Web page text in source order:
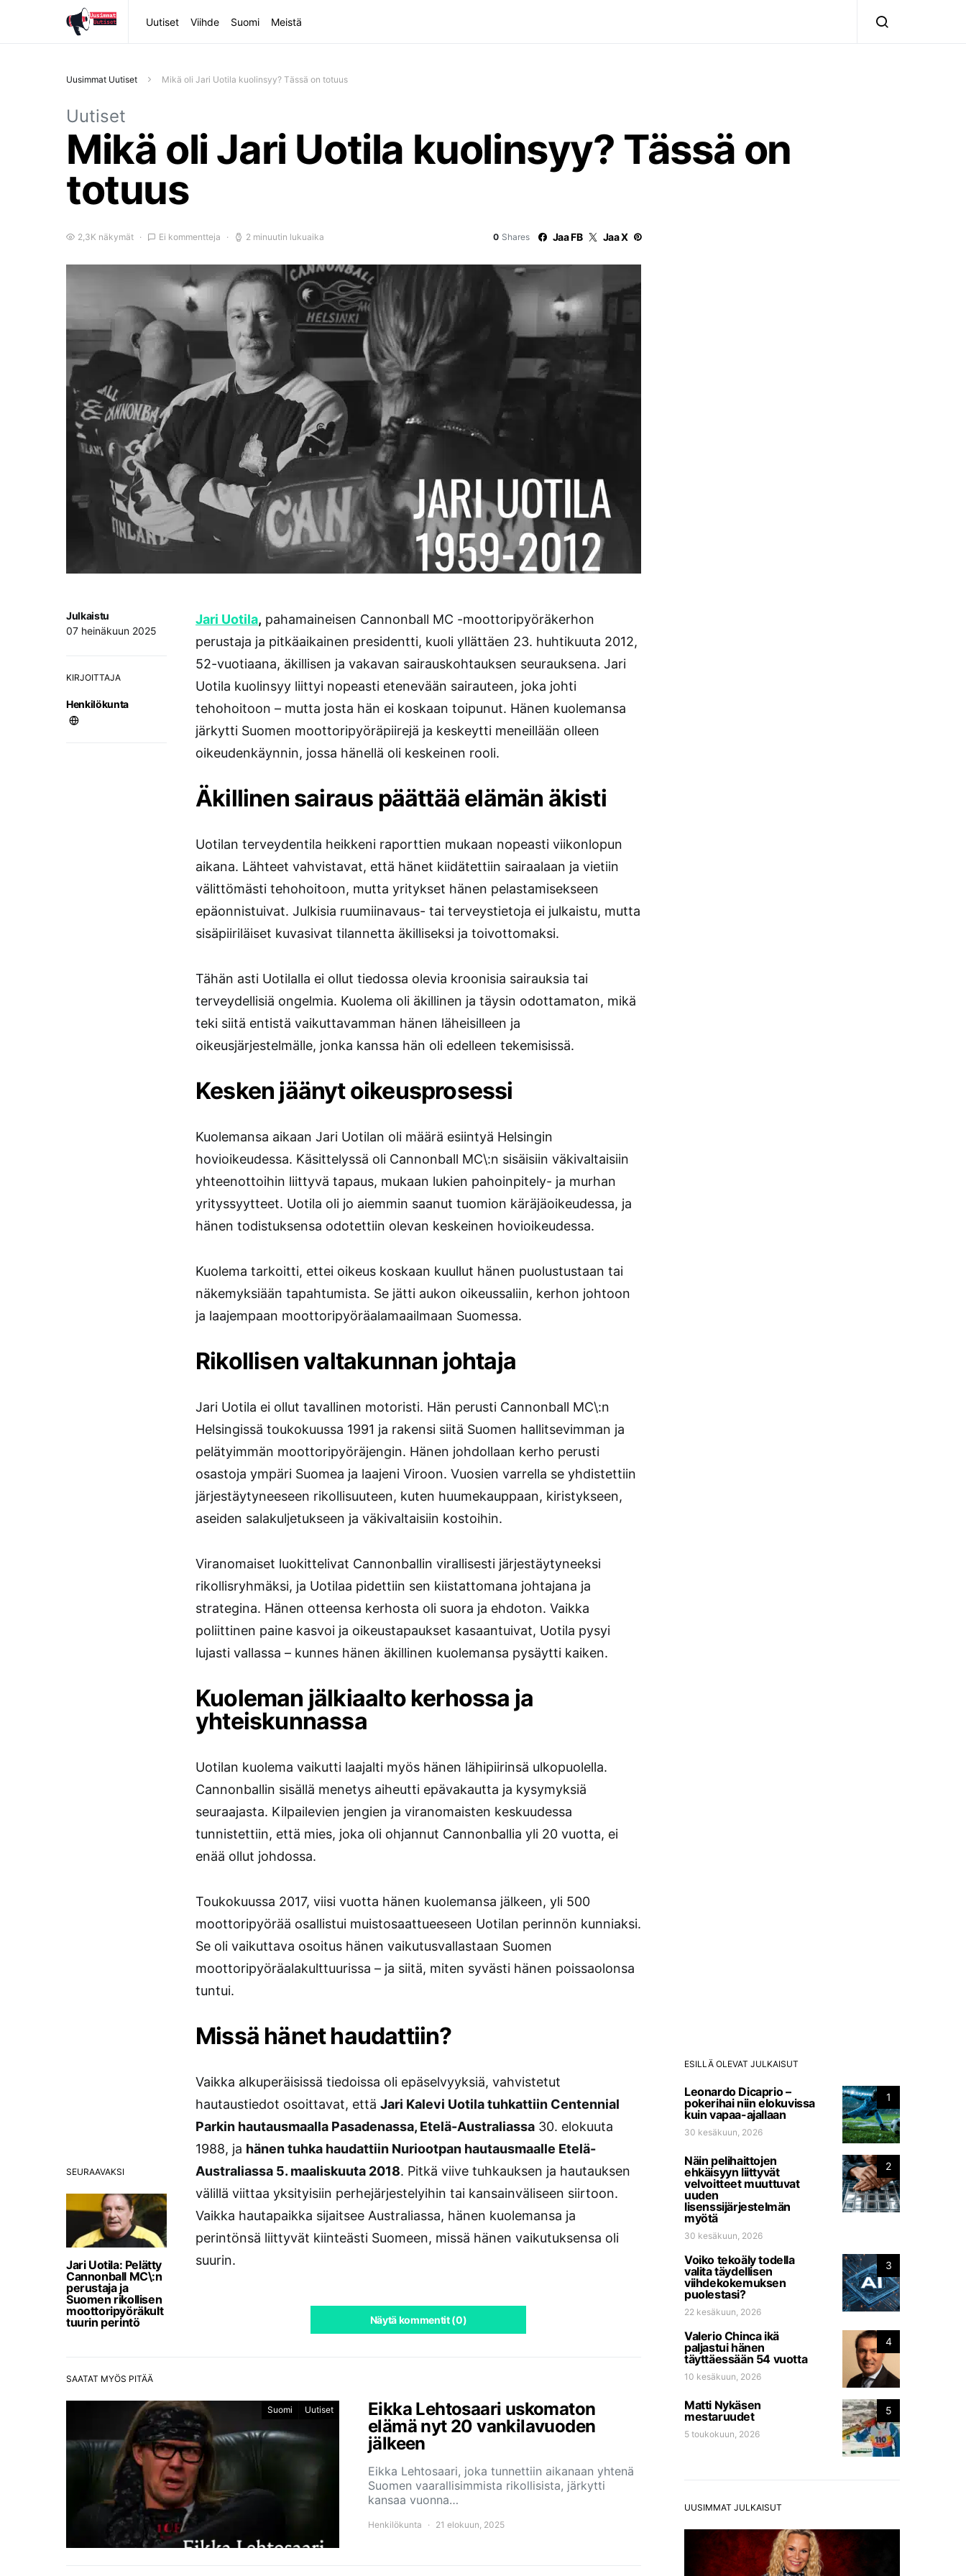
Uutiset Viihde Suomi Meistä
Uusimmat Uutiset Mikä oli Jari Uotila kuolinsyy? Tässä on totuus
Uutiset
Mikä oli Jari Uotila kuolinsyy? Tässä on
totuus
2,3K näkymät Ei kommentteja 2 minuutin lukuaika 0 Shares Jaa FB Jaa X
SEURAAVAKSI
Jari Uotila: Pelätty
Cannonball MC\:n
perustaja ja
Suomen rikollisen
moottoripyöräkult
tuurin perintö
Julkaistu
07 heinäkuun 2025
KIRJOITTAJA
Henkilökunta
Jari Uotila, pahamaineisen Cannonball MC -moottoripyöräkerhon
perustaja ja pitkäaikainen presidentti, kuoli yllättäen 23. huhtikuuta 2012,
52-vuotiaana, äkillisen ja vakavan sairauskohtauksen seurauksena. Jari
Uotila kuolinsyy liittyi nopeasti etenevään sairauteen, joka johti
tehohoitoon – mutta josta hän ei koskaan toipunut. Hänen kuolemansa
järkytti Suomen moottoripyöräpiirejä ja keskeytti meneillään olleen
oikeudenkäynnin, jossa hänellä oli keskeinen rooli.
Äkillinen sairaus päättää elämän äkisti
Uotilan terveydentila heikkeni raporttien mukaan nopeasti viikonlopun
aikana. Lähteet vahvistavat, että hänet kiidätettiin sairaalaan ja vietiin
välittömästi tehohoitoon, mutta yritykset hänen pelastamisekseen
epäonnistuivat. Julkisia ruumiinavaus- tai terveystietoja ei julkaistu, mutta
sisäpiiriläiset kuvasivat tilannetta äkilliseksi ja toivottomaksi.
Tähän asti Uotilalla ei ollut tiedossa olevia kroonisia sairauksia tai
terveydellisiä ongelmia. Kuolema oli äkillinen ja täysin odottamaton, mikä
teki siitä entistä vaikuttavamman hänen läheisilleen ja
oikeusjärjestelmälle, jonka kanssa hän oli edelleen tekemisissä.
Kesken jäänyt oikeusprosessi
Kuolemansa aikaan Jari Uotilan oli määrä esiintyä Helsingin
hovioikeudessa. Käsittelyssä oli Cannonball MC\:n sisäisiin väkivaltaisiin
yhteenottoihin liittyvä tapaus, mukaan lukien pahoinpitely- ja murhan
yrityssyytteet. Uotila oli jo aiemmin saanut tuomion käräjäoikeudessa, ja
hänen todistuksensa odotettiin olevan keskeinen hovioikeudessa.
Kuolema tarkoitti, ettei oikeus koskaan kuullut hänen puolustustaan tai
näkemyksiään tapahtumista. Se jätti aukon oikeussaliin, kerhon johtoon
ja laajempaan moottoripyöräalamaailmaan Suomessa.
Rikollisen valtakunnan johtaja
Jari Uotila ei ollut tavallinen motoristi. Hän perusti Cannonball MC\:n
Helsingissä toukokuussa 1991 ja rakensi siitä Suomen hallitsevimman ja
pelätyimmän moottoripyöräjengin. Hänen johdollaan kerho perusti
osastoja ympäri Suomea ja laajeni Viroon. Vuosien varrella se yhdistettiin
järjestäytyneeseen rikollisuuteen, kuten huumekauppaan, kiristykseen,
aseiden salakuljetukseen ja väkivaltaisiin kostoihin.
Viranomaiset luokittelivat Cannonballin virallisesti järjestäytyneeksi
rikollisryhmäksi, ja Uotilaa pidettiin sen kiistattomana johtajana ja
strategina. Hänen otteensa kerhosta oli suora ja ehdoton. Vaikka
poliittinen paine kasvoi ja oikeustapaukset kasaantuivat, Uotila pysyi
lujasti vallassa – kunnes hänen äkillinen kuolemansa pysäytti kaiken.
Kuoleman jälkiaalto kerhossa ja
yhteiskunnassa
Uotilan kuolema vaikutti laajalti myös hänen lähipiirinsä ulkopuolella.
Cannonballin sisällä menetys aiheutti epävakautta ja kysymyksiä
seuraajasta. Kilpailevien jengien ja viranomaisten keskuudessa
tunnistettiin, että mies, joka oli ohjannut Cannonballia yli 20 vuotta, ei
enää ollut johdossa.
Toukokuussa 2017, viisi vuotta hänen kuolemansa jälkeen, yli 500
moottoripyörää osallistui muistosaattueeseen Uotilan perinnön kunniaksi.
Se oli vaikuttava osoitus hänen vaikutusvallastaan Suomen
moottoripyöräalakulttuurissa – ja siitä, miten syvästi hänen poissaolonsa
tuntui.
Missä hänet haudattiin?
Vaikka alkuperäisissä tiedoissa oli epäselvyyksiä, vahvistetut
hautaustiedot osoittavat, että Jari Kalevi Uotila tuhkattiin Centennial
Parkin hautausmaalla Pasadenassa, Etelä-Australiassa 30. elokuuta
1988, ja hänen tuhka haudattiin Nuriootpan hautausmaalle Etelä-
Australiassa 5. maaliskuuta 2018. Pitkä viive tuhkauksen ja hautauksen
välillä viittaa yksityisiin perhejärjestelyihin tai kansainväliseen siirtoon.
Vaikka hautapaikka sijaitsee Australiassa, hänen kuolemansa ja
perintönsä liittyvät kiinteästi Suomeen, missä hänen vaikutuksensa oli
suurin.
Näytä kommentit (0)
SAATAT MYÖS PITÄÄ
Suomi Uutiset
Eikka Lehtosaari uskomaton
elämä nyt 20 vankilavuoden
jälkeen
Eikka Lehtosaari, joka tunnettiin aikanaan yhtenä
Suomen vaarallisimmista rikollisista, järkytti
kansaa vuonna…
Henkilökunta 21 elokuun, 2025
ESILLÄ OLEVAT JULKAISUT
1
Leonardo Dicaprio –
pokerihai niin elokuvissa
kuin vapaa-ajallaan
30 kesäkuun, 2026
2
Näin pelihaittojen
ehkäisyyn liittyvät
velvoitteet muuttuvat
uuden
lisenssijärjestelmän
myötä
30 kesäkuun, 2026
3
Voiko tekoäly todella
valita täydellisen
viihdekokemuksen
puolestasi?
22 kesäkuun, 2026
4
Valerio Chinca ikä
paljastui hänen
täyttäessään 54 vuotta
10 kesäkuun, 2026
5
Matti Nykäsen
mestaruudet
5 toukokuun, 2026
UUSIMMAT JULKAISUT